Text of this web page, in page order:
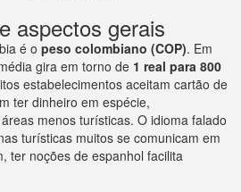
aspectos gerais
é o peso colombiano (COP). Em
gira em torno de 1 real para 800
estabelecimentos aceitam cartão de
ter dinheiro em espécie,
menos turísticas. O idioma falado
turísticas muitos se comunicam em
ter noções de espanhol facilita